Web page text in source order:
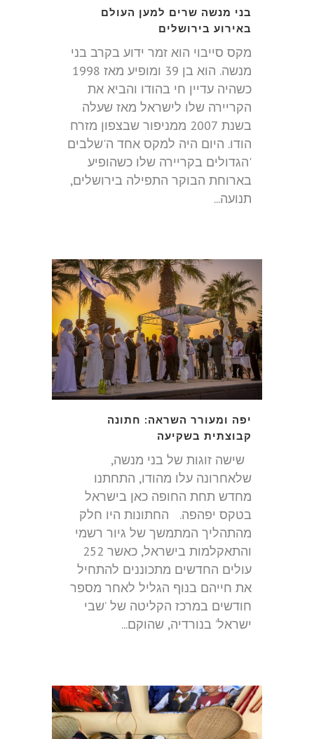
בני מנשה שרים למען העולם
באירוע בירושלים
מקס סייבוי הוא זמר ידוע בקרב בני
מנשה. הוא בן 39 ומופיע מאז 1998
כשהיה עדיין חי בהודו והביא את
הקריירה שלו לישראל מאז שעלה
בשנת 2007 ממניפור שבצפון מזרח
הודו. היום היה למקס אחד ה'שלבים
'הגדולים בקריירה שלו כשהופיע
בארוחת הבוקר התפילה בירושלים,
תנועה...
יפה ומעורר השראה: חתונה
קבוצתית בשקיעה
שישה זוגות של בני מנשה,
שלאחרונה עלו מהודו, התחתנו
מחדש תחת החופה כאן בישראל
בטקס יפהפה. החתונות היו חלק
מהתהליך המתמשך של גיור רשמי
והתאקלמות בישראל, כאשר 252
עולים החדשים מתכוננים להתחיל
את חייהם בנוף הגליל לאחר מספר
חודשים במרכז הקליטה של ​​’שבי
ישראל’ בנורדיה, שהוקם...